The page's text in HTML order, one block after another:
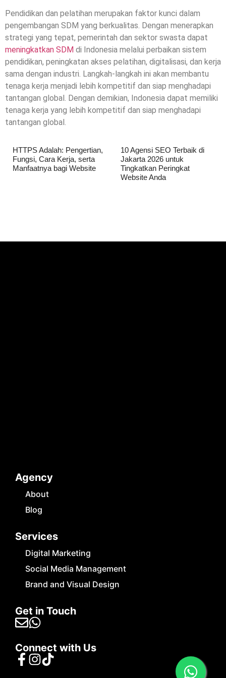
Pendidikan dan pelatihan merupakan faktor kunci dalam
pengembangan SDM yang berkualitas. Dengan menerapkan
strategi yang tepat, pemerintah dan sektor swasta dapat
meningkatkan SDM di Indonesia melalui perbaikan sistem
pendidikan, peningkatan akses pelatihan, digitalisasi, dan kerja
sama dengan industri. Langkah-langkah ini akan membantu
tenaga kerja menjadi lebih kompetitif dan siap menghadapi
tantangan global. Dengan demikian, Indonesia dapat memiliki
tenaga kerja yang lebih kompetitif dan siap menghadapi
tantangan global.
HTTPS Adalah: Pengertian,
Fungsi, Cara Kerja, serta
Manfaatnya bagi Website
10 Agensi SEO Terbaik di
Jakarta 2026 untuk
Tingkatkan Peringkat
Website Anda
Agency
About
Blog
Services
Digital Marketing
Social Media Management
Brand and Visual Design
Get in Touch
Connect with Us